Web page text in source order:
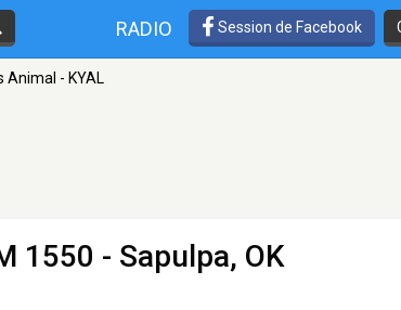
RADIO Session de Facebook
Animal - KYAL
1550 - Sapulpa, OK